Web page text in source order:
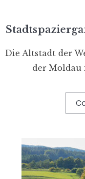
Die Altstadt der
der Moldau